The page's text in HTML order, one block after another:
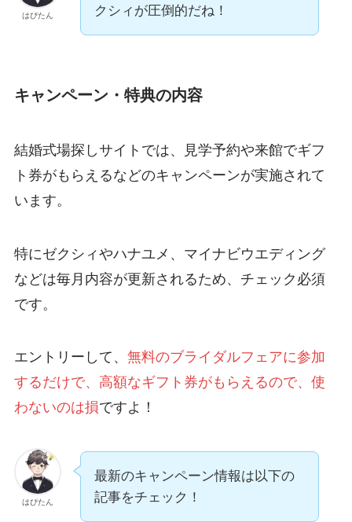
はぴたん
クシィが圧倒的だね！
キャンペーン・特典の内容
結婚式場探しサイトでは、見学予約や来館でギフ
ト券がもらえるなどのキャンペーンが実施されて
います。
特にゼクシィやハナユメ、マイナビウエディング
などは毎月内容が更新されるため、チェック必須
です。
エントリーして、 無料のブライダルフェアに参加
するだけで、高額なギフト券がもらえるので、使
わないのは損ですよ！
はぴたん
最新のキャンペーン情報は以下の
記事をチェック！